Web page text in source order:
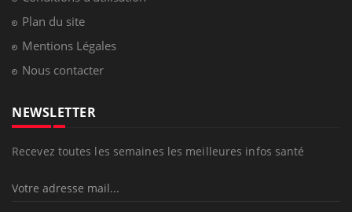
Plan du site
Mentions Légales
Nous contacter
NEWSLETTER
Recevez toutes les semaines les meilleures infos santé